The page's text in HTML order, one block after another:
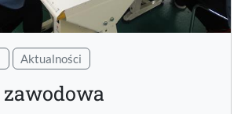
Aktualności